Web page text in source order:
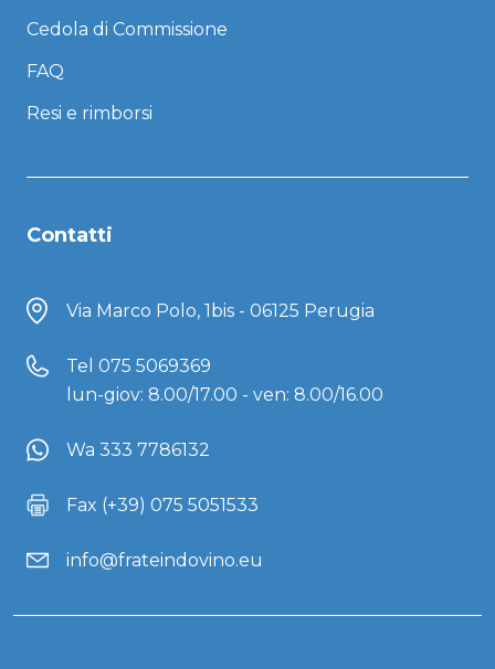
Cedola di Commissione
FAQ
Resi e rimborsi
Contatti
Via Marco Polo, 1bis - 06125 Perugia
Tel 075 5069369
lun-giov: 8.00/17.00 - ven: 8.00/16.00
Wa 333 7786132
Fax (+39) 075 5051533
info@frateindovino.eu